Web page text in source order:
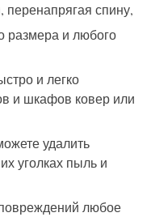
перенапрягая спину,
размера и любого
и легко
и шкафов ковер или
удалить
уголках пыль и
любое